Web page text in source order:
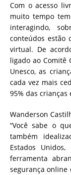
Com o acesso
muito tempo
interagindo,
conteúdos estão
virtual. De
ligado ao Comitê
Unesco, as
cada vez mais
95% das crianças
Wanderson
“Você sabe o
também
Estados
ferramenta
segurança online